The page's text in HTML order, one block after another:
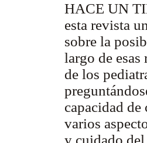
HACE UN
esta revista
sobre la
largo de
de los
capacidad de
varios